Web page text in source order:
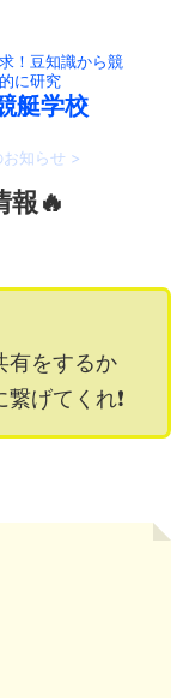
！豆知識から競
に研究
艇学校
知らせ >
報🔥
有をするか
げてくれ❗️